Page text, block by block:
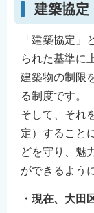
建築協定
「建築協定」
られた基準に
建築物の制限
る制度です。
そして、それ
定）すること
どを守り、魅
ができるよう
・現在、大田
Filipino